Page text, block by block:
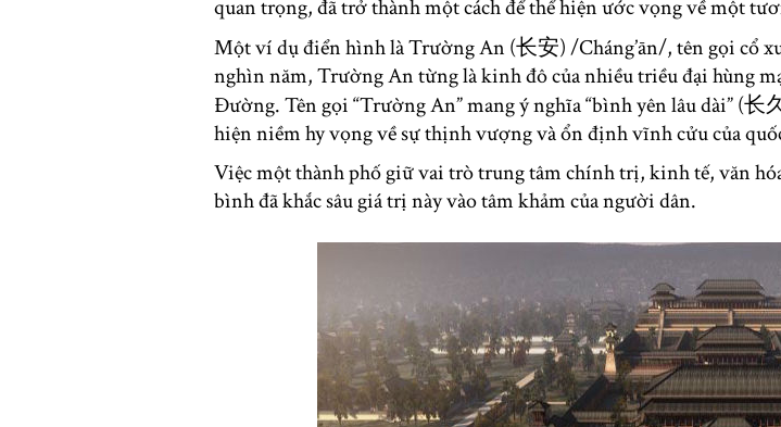
quan trọng, đã trở thành một cách để thể hiện ước vọng về một
Một ví dụ điển hình là Trường An (长安) /Cháng’ān/, tên gọi cổ
nghìn năm, Trường An từng là kinh đô của nhiều triều đại hùng
Đường. Tên gọi “Trường An” mang ý nghĩa “bình yên lâu dài” (
hiện niềm hy vọng về sự thịnh vượng và ổn định vĩnh cửu của
Việc một thành phố giữ vai trò trung tâm chính trị, kinh tế, văn
bình đã khắc sâu giá trị này vào tâm khảm của người dân.